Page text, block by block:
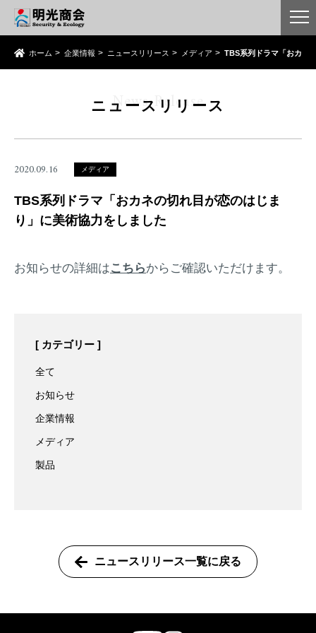
ホーム 企業情報 ニュースリリース メディア TBS系列ドラマ「おカネ
ニュースリリース
News Release
TBS系列ドラマ「おカネの切れ⽬が恋のはじま
り」に美術協⼒をしました
お知らせの詳細はこちらからご確認いただけます。
2020.09.16 メディア
カテゴリー
全て
お知らせ
企業情報
メディア
製品
ニュースリリース一覧に戻る